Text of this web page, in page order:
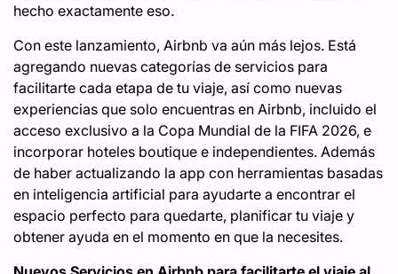
hecho exactamente eso.
Con este lanzamiento, Airbnb va aún más lejos. Está
agregando nuevas categorías de servicios para
facilitarte cada etapa de tu viaje, así como nuevas
experiencias que solo encuentras en Airbnb, incluido el
acceso exclusivo a la Copa Mundial de la FIFA 2026, e
incorporar hoteles boutique e independientes. Además
de haber actualizando la app con herramientas basadas
en inteligencia artificial para ayudarte a encontrar el
espacio perfecto para quedarte, planificar tu viaje y
obtener ayuda en el momento en que la necesites.